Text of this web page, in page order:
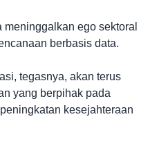
meninggalkan ego sektoral
berbasis data.
tegasnya, akan terus
yang berpihak pada
kesejahteraan